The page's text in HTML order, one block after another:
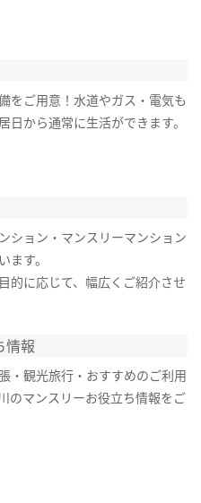
をご用意！水道やガス・電気も
日から通常に生活ができます。
ション・マンスリーマンション
ます。
的に応じて、幅広くご紹介させ
情報
・観光旅行・おすすめのご利用
のマンスリーお役立ち情報をご